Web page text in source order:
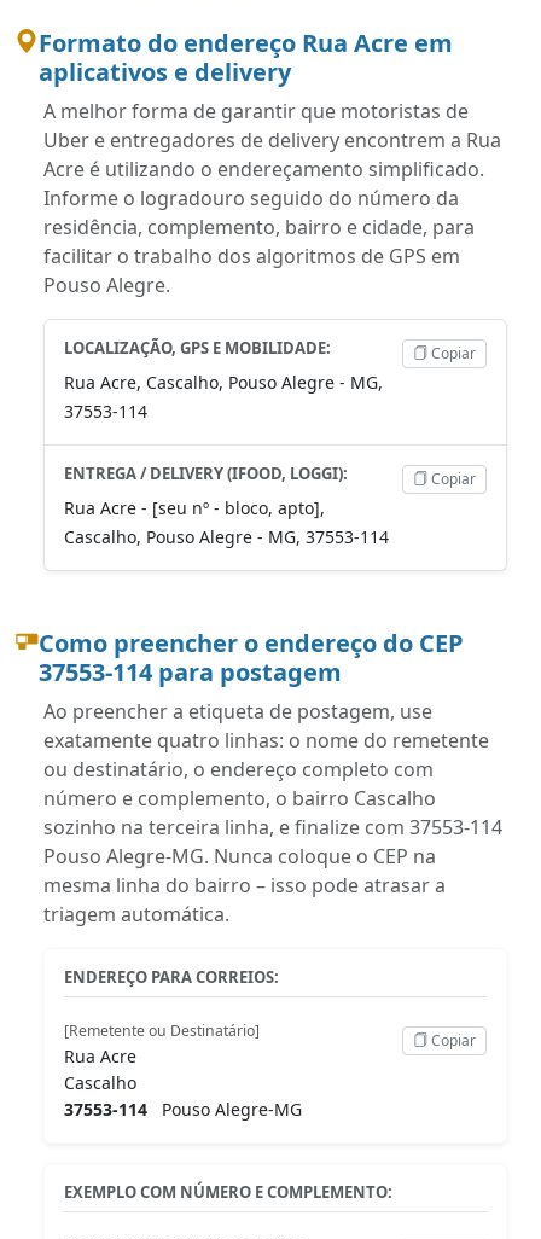
Formato do endereço Rua Acre em
aplicativos e delivery
A melhor forma de garantir que motoristas de
Uber e entregadores de delivery encontrem a Rua
Acre é utilizando o endereçamento simplificado.
Informe o logradouro seguido do número da
residência, complemento, bairro e cidade, para
facilitar o trabalho dos algoritmos de GPS em
Pouso Alegre.
LOCALIZAÇÃO, GPS E MOBILIDADE:
Rua Acre, Cascalho, Pouso Alegre - MG,
37553-114
Copiar
ENTREGA / DELIVERY (IFOOD, LOGGI):
Rua Acre - [seu nº - bloco, apto],
Cascalho, Pouso Alegre - MG, 37553-114
Copiar
Como preencher o endereço do CEP
37553-114 para postagem
Ao preencher a etiqueta de postagem, use
exatamente quatro linhas: o nome do remetente
ou destinatário, o endereço completo com
número e complemento, o bairro Cascalho
sozinho na terceira linha, e finalize com 37553-114
Pouso Alegre-MG. Nunca coloque o CEP na
mesma linha do bairro – isso pode atrasar a
triagem automática.
ENDEREÇO PARA CORREIOS:
[Remetente ou Destinatário]
Rua Acre
Cascalho
37553-114 Pouso Alegre-MG
Copiar
EXEMPLO COM NÚMERO E COMPLEMENTO: